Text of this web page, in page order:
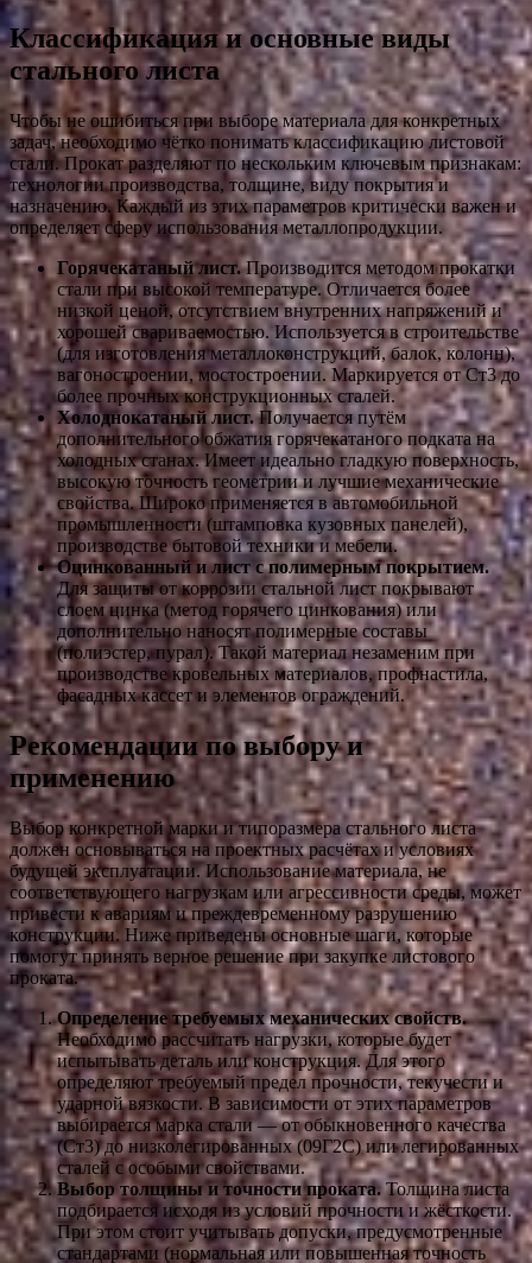
Классификация и основные виды
стального листа
Чтобы не ошибиться при выборе материала для конкретных
задач, необходимо чётко понимать классификацию листовой
стали. Прокат разделяют по нескольким ключевым признакам:
технологии производства, толщине, виду покрытия и
назначению. Каждый из этих параметров критически важен и
определяет сферу использования металлопродукции.
Горячекатаный лист.Производится методом прокатки
стали при высокой температуре. Отличается более
низкой ценой, отсутствием внутренних напряжений и
хорошей свариваемостью. Используется в строительстве
(для изготовления металлоконструкций, балок, колонн),
вагоностроении, мостостроении. Маркируется от Ст3 до
более прочных конструкционных сталей.
Холоднокатаный лист.Получается путём
дополнительного обжатия горячекатаного подката на
холодных станах. Имеет идеально гладкую поверхность,
высокую точность геометрии и лучшие механические
свойства. Широко применяется в автомобильной
промышленности (штамповка кузовных панелей),
производстве бытовой техники и мебели.
Оцинкованный и лист с полимерным покрытием.
Для защиты от коррозии стальной лист покрывают
слоем цинка (метод горячего цинкования) или
дополнительно наносят полимерные составы
(полиэстер, пурал). Такой материал незаменим при
производстве кровельных материалов, профнастила,
фасадных кассет и элементов ограждений.
Рекомендации по выбору и
применению
Выбор конкретной марки и типоразмера стального листа
должен основываться на проектных расчётах и условиях
будущей эксплуатации. Использование материала, не
соответствующего нагрузкам или агрессивности среды, может
привести к авариям и преждевременному разрушению
конструкции. Ниже приведены основные шаги, которые
помогут принять верное решение при закупке листового
проката.
Определение требуемых механических свойств.
Необходимо рассчитать нагрузки, которые будет
испытывать деталь или конструкция. Для этого
определяют требуемый предел прочности, текучести и
ударной вязкости. В зависимости от этих параметров
выбирается марка стали — от обыкновенного качества
(Ст3) до низколегированных (09Г2С) или легированных
сталей с особыми свойствами.
Выбор толщины и точности проката.Толщина листа
подбирается исходя из условий прочности и жёсткости.
При этом стоит учитывать допуски, предусмотренные
стандартами (нормальная или повышенная точность